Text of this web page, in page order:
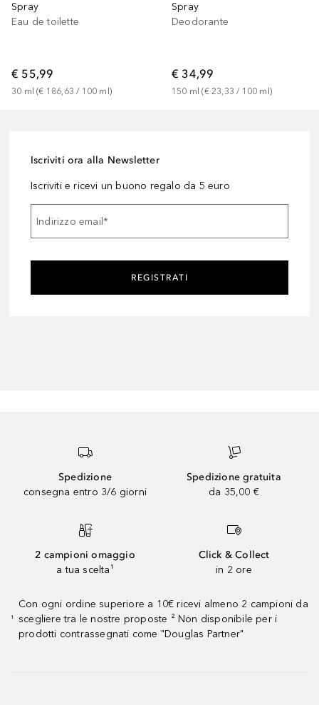
Spray
Eau de toilette
€ 55,99
30 ml (€ 186,63 / 100 ml )
Spray
Deodorante
€ 34,99
150 ml (€ 23,33 / 100 ml )
Iscriviti ora alla Newsletter
Iscriviti e ricevi un buono regalo da 5 euro
Indirizzo email *
REGISTRATI
Spedizione
consegna entro 3/6 giorni
Spedizione gratuita
da 35,00 €
2 campioni omaggio
a tua scelta¹
Click & Collect
in 2 ore
¹
Con ogni ordine superiore a 10€ ricevi almeno 2 campioni da
scegliere tra le nostre proposte ² Non disponibile per i
prodotti contrassegnati come "Douglas Partner"